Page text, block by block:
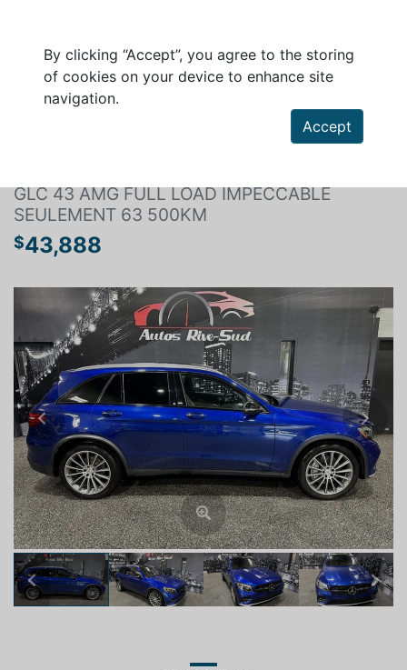
By clicking “Accept”, you agree to the storing
of cookies on your device to enhance site
navigation.
Accept
GLC 43 AMG FULL LOAD IMPECCABLE
SEULEMENT 63 500KM
$43,888
Previous Next
Previous Next